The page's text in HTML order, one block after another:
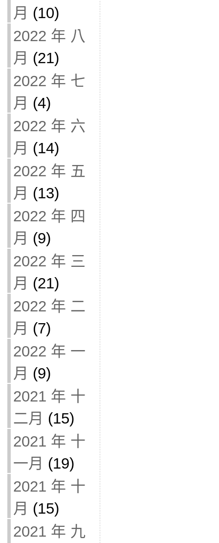
月 (10)
2022 年 八
月 (21)
2022 年 七
月 (4)
2022 年 六
月 (14)
2022 年 五
月 (13)
2022 年 四
月 (9)
2022 年 三
月 (21)
2022 年 二
月 (7)
2022 年 一
月 (9)
2021 年 十
二月 (15)
2021 年 十
一月 (19)
2021 年 十
月 (15)
2021 年 九